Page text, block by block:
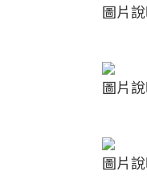
圖片
圖片
圖片